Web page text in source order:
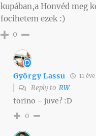
kupában,a Honvéd meg
focihetem ezek :)
0
György Lassu 11 éve
Reply to RW
torino – juve? :D
0